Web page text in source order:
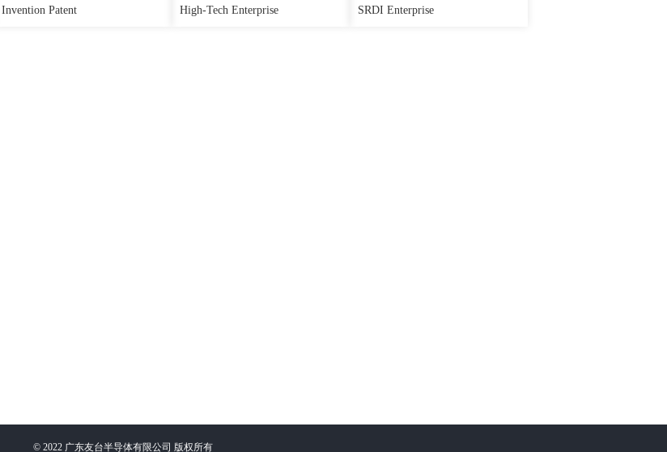
Invention Patent High-Tech Enterprise SRDI Enterprise
© 2022 广东友台半导体有限公司 版权所有